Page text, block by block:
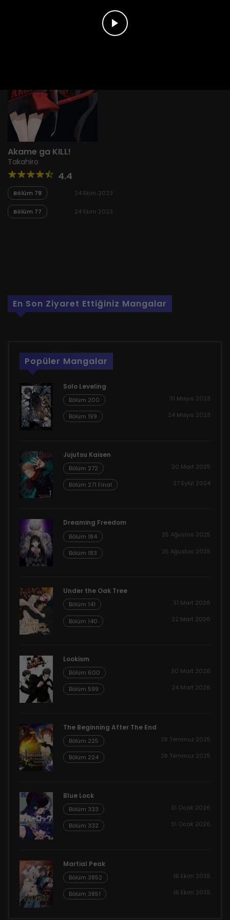
Akame ga KILL!
Takahiro
4.4
Bölüm 78 24 Ekim 2023
Bölüm 77 24 Ekim 2023
En Son Ziyaret Ettiğiniz Mangalar
Popüler Mangalar
Solo Leveling
Bölüm 200 31 Mayıs 2023
Bölüm 199 24 Mayıs 2023
Jujutsu Kaisen
Bölüm 272 20 Mart 2025
Bölüm 271 Final 27 Eylül 2024
Dreaming Freedom
Bölüm 184 25 Ağustos 2025
Bölüm 183 25 Ağustos 2025
Under the Oak Tree
Bölüm 141 31 Mart 2026
Bölüm 140 22 Mart 2026
Lookism
Bölüm 600 30 Mart 2026
Bölüm 599 24 Mart 2026
The Beginning After The End
Bölüm 225 28 Temmuz 2025
Bölüm 224 28 Temmuz 2025
Blue Lock
Bölüm 333 31 Ocak 2026
Bölüm 332 31 Ocak 2026
Martial Peak
Bölüm 3852 16 Ekim 2025
Bölüm 3851 16 Ekim 2025